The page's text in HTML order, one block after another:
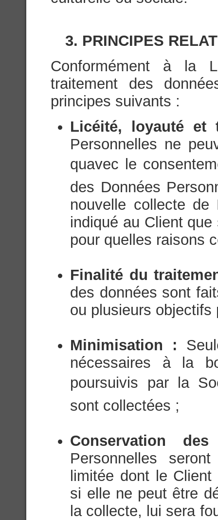
3. PRINCIPES
Conformément à la
traitement des
principes suivants :
Licéité, loyauté et
Personnelles ne
quavec le
des Données
nouvelle collecte de
indiqué au Client
pour quelles raisons
Finalité du
des données sont
ou plusieurs objectifs
Minimisation :
nécessaires à la
poursuivis par la
sont collectées ;
Conservation
Personnelles
limitée dont le
si elle ne peut être
la collecte, lui sera